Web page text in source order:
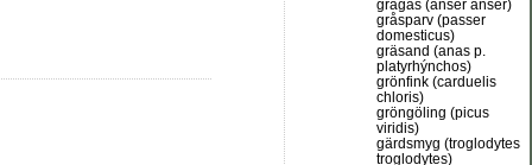
grågås (anser anser)
gråsparv (passer
domesticus)
gräsand (anas p.
platyrhýnchos)
grönfink (carduelis
chloris)
gröngöling (picus
viridis)
gärdsmyg (troglodytes
troglodytes)